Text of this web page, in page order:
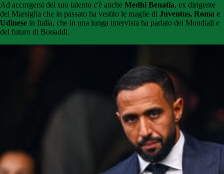
Ad accorgersi del suo talento c'è anche Medhi Benatia, ex dirigente
del Marsiglia che in passato ha vestito le maglie di Juventus, Roma e
Udinese in Italia, che in una lunga intervista ha parlato dei Mondiali e
del futuro di Bouaddi.